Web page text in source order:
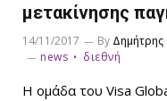
μετακίνησης
14/11/2017 By
news
διεθνή
Η ομάδα του Visa